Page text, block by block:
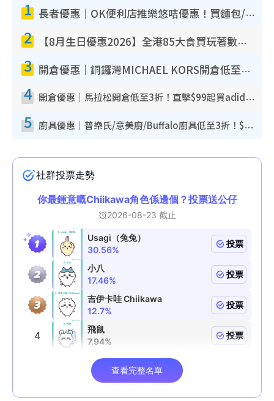
1 長者優惠｜OK便利店推樂悠咭優惠！買麵包/牛奶/保健品拍卡即減
2 【8月生日優惠2026】全港85大食買玩著數攻略 自助餐/火鍋放題同行免費＋誠品/DONKI送現金券
3 開倉優惠｜銅鑼灣MICHAEL KORS開倉低至17折！直擊$500起買手袋/銀包/鞋款 必買經典Jet Set系列
4 開倉優惠｜馬拉松開倉低至3折！直擊$99起買adidas／New Balance／Puma鞋款 STANLEY保溫杯劈價至$119起
5 廚具優惠｜普樂氏/意美廚/Buffalo廚具低至3折！$89起買煎鍋／炒鑊／個人鍋 同場小家電激減至$99起